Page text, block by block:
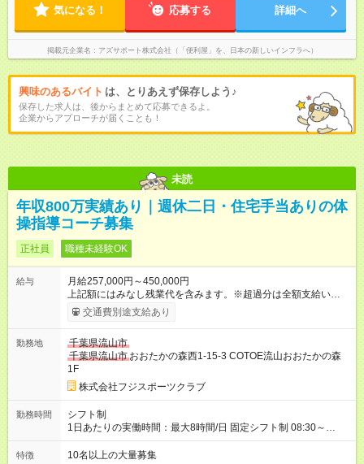
です。 試用期間中は嘱託社員契約となります。嘱託社員契約中
の給与・待遇・福利厚生は正社員のものと同じです。99％の方
が試用期間後に正社員に移行しております。
によっては出勤・退勤時間が変動する場合がございます 例）
時台
気になる！ 応募する 詳細へ
掲載元企業名 アズサポート株式会社（「便利屋」を、日本の新しいインフラへ）
興味のあるバイト は、とりあえず保存しよう♪
保存した求人は、後からまとめて応募できるよ。
企業からアプローチが届くことも！
未読
年収800万実績あり｜週休二日・住宅手当ありの体
操指導コーチ募集
正社員 職種未経験OK
給与
月給257,000円～450,000円
上記額にはみなし残業代を含みます。※超過分は全額支給いたし
ます。 みなし残業代 15,000円 ～ 60,000円／月 みなし残業時
間 12時間／月 ◇インストラクター業界トップクラスの給与！ 弊
験とご年齢に応じて給与を引き上げており、業界でもトップク
ラスの給与体系となっております。 【試用期間】試用期間あり
試用期間の長さ：6ヶ月 雇用形態、給与は本採用時と同じです。
交通費別途支給あり
勤務地
千葉県流山市
千葉県流山市 おおたかの森西1-15-3 COTOE流山おおたかの森
1F
株式会社フジスポーツクラブ
勤務時間
シフト制
1日あたりの実働時間：最大8時間/日 固定シフト制 08:30～
21:00(このうち実働5～8時間／休憩1時間) ※ 勤務シフトの詳細
は教室により多少異なります。 シフト例 14:30～20:30(実働5時
特徴 10名以上の大量募集